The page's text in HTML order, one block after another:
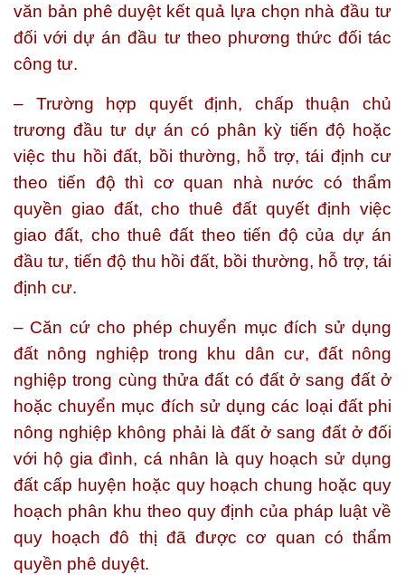
văn bản phê duyệt kết quả lựa chọn nhà đầu tư
đối với dự án đầu tư theo phương thức đối tác
công tư.
– Trường hợp quyết định, chấp thuận chủ
trương đầu tư dự án có phân kỳ tiến độ hoặc
việc thu hồi đất, bồi thường, hỗ trợ, tái định cư
theo tiến độ thì cơ quan nhà nước có thẩm
quyền giao đất, cho thuê đất quyết định việc
giao đất, cho thuê đất theo tiến độ của dự án
đầu tư, tiến độ thu hồi đất, bồi thường, hỗ trợ, tái
định cư.
– Căn cứ cho phép chuyển mục đích sử dụng
đất nông nghiệp trong khu dân cư, đất nông
nghiệp trong cùng thửa đất có đất ở sang đất ở
hoặc chuyển mục đích sử dụng các loại đất phi
nông nghiệp không phải là đất ở sang đất ở đối
với hộ gia đình, cá nhân là quy hoạch sử dụng
đất cấp huyện hoặc quy hoạch chung hoặc quy
hoạch phân khu theo quy định của pháp luật về
quy hoạch đô thị đã được cơ quan có thẩm
quyền phê duyệt.